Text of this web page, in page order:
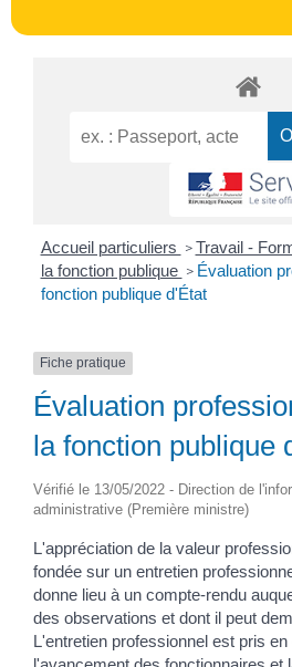
Accueil particuliers > Travail -
la fonction publique > Évaluation
fonction publique d'État
Fiche pratique
Évaluation
la fonction publique
Vérifié le 13/05/2022 - Direction de
administrative (Première ministre)
L'appréciation de la valeur
fondée sur un entretien
donne lieu à un compte-rendu
des observations et dont il peut
L'entretien professionnel est pris